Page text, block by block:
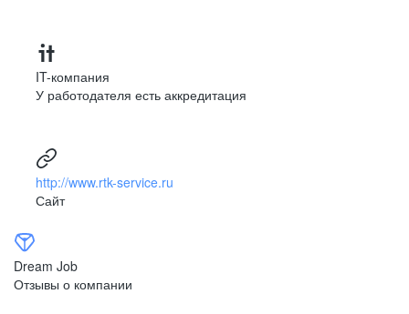
IT-компания
У работодателя есть аккредитация
http://www.rtk-service.ru
Сайт
Dream Job
Отзывы о компании